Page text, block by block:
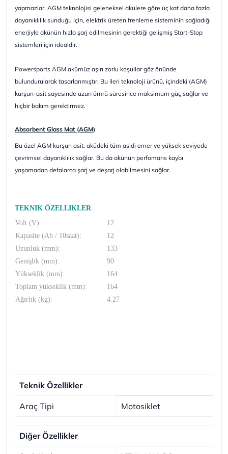
yapmazlar. AGM teknolojisi geleneksel akülere göre üç kat daha fazla
dayanıklılık sunduğu için, elektrik üreten frenleme sisteminin sağladığı
enerjiyle akünün hızla şarj edilmesinin gerektiği gelişmiş Start-Stop
sistemleri için idealdir.
Powersports AGM akümüz aşırı zorlu koşullar göz önünde
bulundurularak tasarlanmıştır. Bu ileri teknoloji ürünü, içindeki (AGM)
kurşun-asit sayesinde uzun ömrü süresince maksimum güç sağlar ve
hiçbir bakım gerektirmez.
Absorbent Glass Mat (AGM)
Bu özel AGM kurşun asit, aküdeki tüm asidi emer ve yüksek seviyede
çevrimsel dayanıklılık sağlar. Bu da akünün perfomans kaybı
yaşamadan defalarca şarj ve deşarj olabilmesini sağlar.
TEKNIK ÖZELLIKLER
Volt (V):
12
Kapasite (Ah / 10saat):
12
Uzunluk (mm):
133
Genişlik (mm):
90
Yükseklik (mm):
164
Toplam yükseklik (mm):
164
Ağırlık (kg):
4.27
Teknik Özellikler
Araç Tipi Motosiklet
Diğer Özellikler